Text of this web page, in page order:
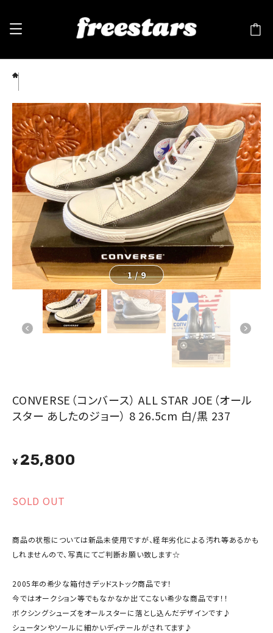
白/黒 237
1/9
CONVERSE（コンバース） ALL STAR JOE（オール
スター あしたのジョー） 8 26.5cm 白/黒 237
¥ 25,800
SOLD OUT
商品の状態については新品未使用ですが、経年劣化による汚れ等あるかも
しれませんので、写真にてご判断お願い致します☆
2005年の希少な箱付きデッドストック商品です！
今ではオークション等でもなかなか出てこない希少な商品です！！
ボクシングシューズをオールスターに落とし込んだデザインです♪
シュータンやソールに細かいディテールがされてます♪